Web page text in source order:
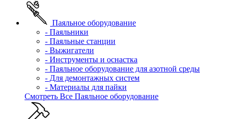
Паяльное оборудование
- Паяльники
- Паяльные станции
- Выжигатели
- Инструменты и оснастка
- Паяльное оборудование для азотной среды
- Для демонтажных систем
- Материалы для пайки
Смотреть Все Паяльное оборудование